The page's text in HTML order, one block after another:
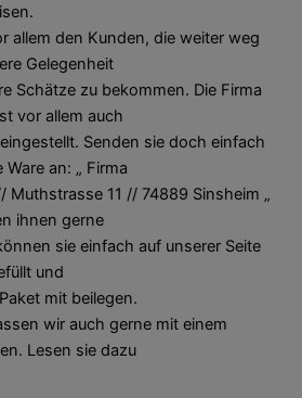
allem den Kunden, die weiter weg
Gelegenheit
Schätze zu bekommen. Die Firma
vor allem auch
Senden sie doch einfach
an: „ Firma
Muthstrasse 11 // 74889 Sinsheim „
ihnen gerne
sie einfach auf unserer Seite
und
mit beilegen.
wir auch gerne mit einem
Lesen sie dazu